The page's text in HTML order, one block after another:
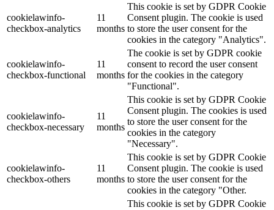
cookielawinfo-
checkbox-analytics
11
months
This cookie is set by GDPR Cookie
Consent plugin. The cookie is used
to store the user consent for the
cookies in the category "Analytics".
cookielawinfo-
checkbox-functional
11
months
The cookie is set by GDPR cookie
consent to record the user consent
for the cookies in the category
"Functional".
cookielawinfo-
checkbox-necessary
11
months
This cookie is set by GDPR Cookie
Consent plugin. The cookies is used
to store the user consent for the
cookies in the category
"Necessary".
cookielawinfo-
checkbox-others
11
months
This cookie is set by GDPR Cookie
Consent plugin. The cookie is used
to store the user consent for the
cookies in the category "Other.
This cookie is set by GDPR Cookie